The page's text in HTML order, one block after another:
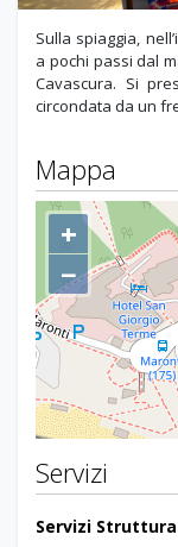
Sulla spiaggia,
a pochi passi dal
Cavascura. Si
circondata da un
Mappa
+
−
Servizi
Servizi Struttura